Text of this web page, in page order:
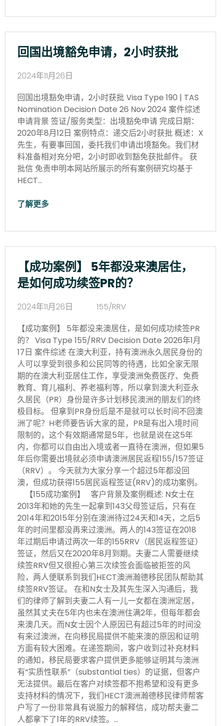
回国出境豁免申请，2小时获批
2024年11月26日
回国出境豁免申请，2小时获批 Visa Type 190 | TAS
Nomination Decision Date 26 Nov 2024 案件综述
申请背景 签证/服务类型：出境豁免申请 完成日期：
2020年8月12日 案例特点：递交后2小时获批 概述：X
先生，有要事回国，委托我们申请出境豁免。我们材
料准备相对充分吧，2小时即收到豁免获批邮件。 获
批信 免责申明本网站所展示的所有案例研究均基于
HECT…
了解更多
【成功案例】 5年都没来澳居住，
是如何成功续签PR的？
2024年11月26日
155/RRV
【成功案例】 5年都没来澳居住，是如何成功续签PR
的？ Visa Type 155/RRV Decision Date 2026年1月
17日 案件综述 在澳大利亚，持有澳洲永久居民身份的
人可以享受到很多和公民同等的待遇，比如全家无限
期的在澳大利亚居住工作，享受澳洲免费医疗、免费
教育、育儿福利、养老福利等，所以拿到澳大利亚永
久居民（PR）身份是许多计划移民澳洲的朋友们的终
极目标。 但拿到PR身份后是不是就可以长时间不回澳
洲了呢？H老师要告诉大家的是，PR是有出入境时间
限制的，这个有效期通常是5年，也就是说在这5年
内，你都可以自由出入境或者一直待在澳洲，但如果5
年后你需要出境就必须申请澳洲居民返程155/157签证
（RRV）。 今天就为大家分享一个超过5年都没回
澳，但成功获得155居民返程签证(RRV)的成功案例。
【155成功案例】 客户背景及案例概述: N女士在
2013年和她的先生一起拿到143父母签证后，只有在
2014年和2015年分别在澳洲待过24天和14天，之后5
年的时间里都没再来过澳洲。两人的143签证在2018
年过期后申请过两次一年的155RRV（居民返程签证）
签证，然后又在2020年8月到期。夫妻二人需要继续
续签RRV但又很担心第三次续签会面临被拒签的风
险，两人便联系到我们HECT澳洲瀚德移民团队帮助其
续签RRV签证。 在和N女士及其先生深入沟通后，我
们的律师了解到夫妻二人有一儿一女都在澳洲定居，
虽然其丈夫在5年内也未在澳洲住满2年，但每年都会
来澳几天。而N女士因个人原因已有超过5年的时间没
有来过澳洲，在向移民局提供不能来澳的原因和证明
方面有较大困难。在递签期间，客户收到过补充材料
的通知，移民局要求客户提供更多能够证明其与澳洲
有“实质性联系”（substantial ties）的证据，但客户
无法提供。最后在客户对续签都不抱希望和没有更多
支持材料的情况下，我们HECT澳洲瀚德移民律师帮客
户写了一份非常具有说服力的解释信，成功帮夫妻二
人都拿下了1年的RRV续签。…